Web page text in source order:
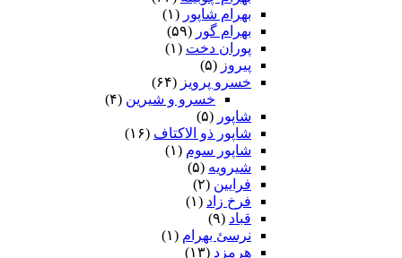
بهرام شاپور (۱)
بهرام گور (۵۹)
پوران دخت (۱)
پیروز (۵)
خسرو پرویز (۶۴)
خسرو و شیرین (۴)
شاپور (۵)
شاپور ذو الاکتاف (۱۶)
شاپور سوم‏ (۱)
شیرویه (۵)
فرایین (۲)
فرخ زاد (۱)
قباد (۹)
نرسئ بهرام‏ (۱)
هرمزد (۱۳)